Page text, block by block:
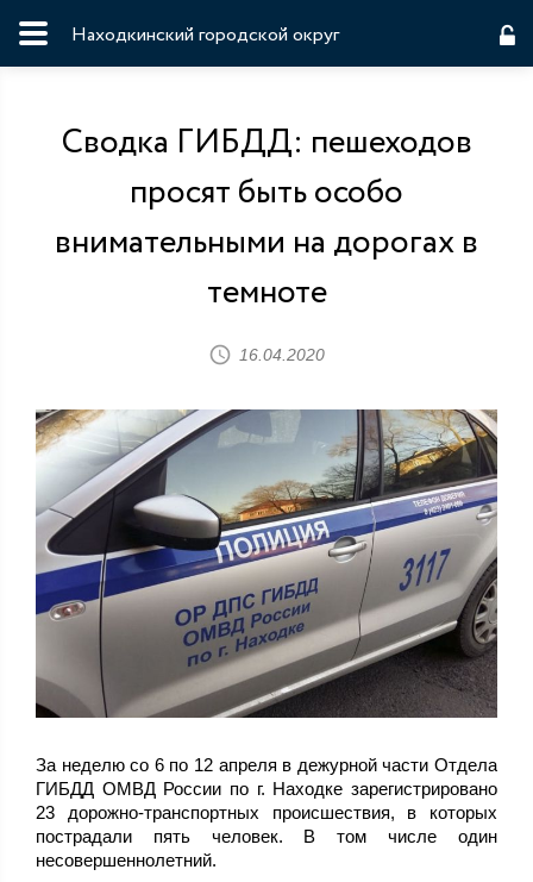
Находкинский городской округ
Сводка ГИБДД: пешеходов
просят быть особо
внимательными на дорогах в
темноте
16.04.2020
За неделю со 6 по 12 апреля в дежурной части Отдела
ГИБДД ОМВД России по г. Находке зарегистрировано
23 дорожно-транспортных происшествия, в которых
пострадали пять человек. В том числе один
несовершеннолетний.